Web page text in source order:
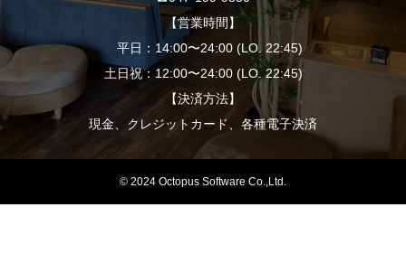
【営業時間】
平日：14:00〜24:00 (LO. 22:45)
土日祝：12:00〜24:00 (LO. 22:45)
【決済方法】
現金、クレジットカード、各種電子決済
© 2024 Octopus Software Co.,Ltd.